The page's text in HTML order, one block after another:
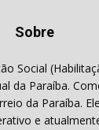
Sobre
Social
da Paraíba.
da Paraíba.
e